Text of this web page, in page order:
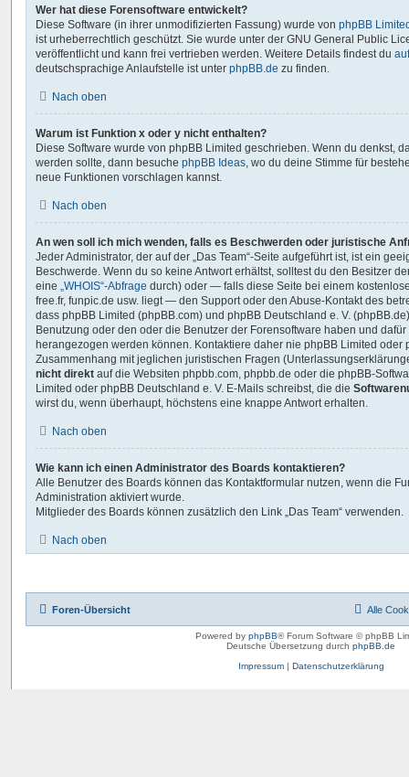
Wer hat diese Forensoftware entwickelt?
Diese Software (in ihrer unmodifizierten Fassung) wurde von phpBB
ist urheberrechtlich geschützt. Sie wurde unter der GNU General Public
veröffentlicht und kann frei vertrieben werden. Weitere Details findest du
deutschsprachige Anlaufstelle ist unter phpBB.de zu finden.
Nach oben
Warum ist Funktion x oder y nicht enthalten?
Diese Software wurde von phpBB Limited geschrieben. Wenn du denkst,
werden sollte, dann besuche phpBB Ideas, wo du deine Stimme für
neue Funktionen vorschlagen kannst.
Nach oben
An wen soll ich mich wenden, falls es Beschwerden oder juristische
Jeder Administrator, der auf der „Das Team“-Seite aufgeführt ist, ist ein
Beschwerde. Wenn du so keine Antwort erhältst, solltest du den Besitzer
eine „WHOIS“-Abfrage durch) oder — falls diese Seite bei einem
free.fr, funpic.de usw. liegt — den Support oder den Abuse-Kontakt des
dass phpBB Limited (phpBB.com) und phpBB Deutschland e. V.
Benutzung oder den oder die Benutzer der Forensoftware haben und
herangezogen werden können. Kontaktiere daher nie phpBB Limited oder
Zusammenhang mit jeglichen juristischen Fragen
nicht direkt auf die Websiten phpbb.com, phpbb.de oder die phpBB-
Limited oder phpBB Deutschland e. V. E-Mails schreibst, die die
wirst du, wenn überhaupt, höchstens eine knappe Antwort erhalten.
Nach oben
Wie kann ich einen Administrator des Boards kontaktieren?
Alle Benutzer des Boards können das Kontaktformular nutzen, wenn die
Administration aktiviert wurde.
Mitglieder des Boards können zusätzlich den Link „Das Team“ verwenden.
Nach oben
Foren-Übersicht Alle
Powered by phpBB® Forum Software © phpBB
Deutsche Übersetzung durch phpBB.de
Impressum| Datenschutzerklärung